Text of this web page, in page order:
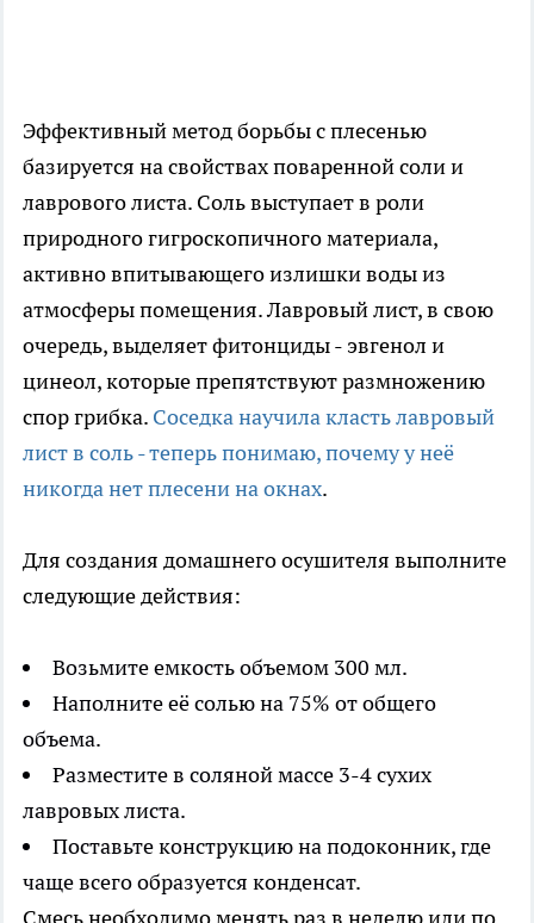
Эффективный метод борьбы с плесенью
базируется на свойствах поваренной соли и
лаврового листа. Соль выступает в роли
природного гигроскопичного материала,
активно впитывающего излишки воды из
атмосферы помещения. Лавровый лист, в свою
очередь, выделяет фитонциды - эвгенол и
цинеол, которые препятствуют размножению
спор грибка. Соседка научила класть лавровый
лист в соль - теперь понимаю, почему у неё
никогда нет плесени на окнах.
Для создания домашнего осушителя выполните
следующие действия:
Возьмите емкость объемом 300 мл.
Наполните её солью на 75% от общего
объема.
Разместите в соляной массе 3-4 сухих
лавровых листа.
Поставьте конструкцию на подоконник, где
чаще всего образуется конденсат.